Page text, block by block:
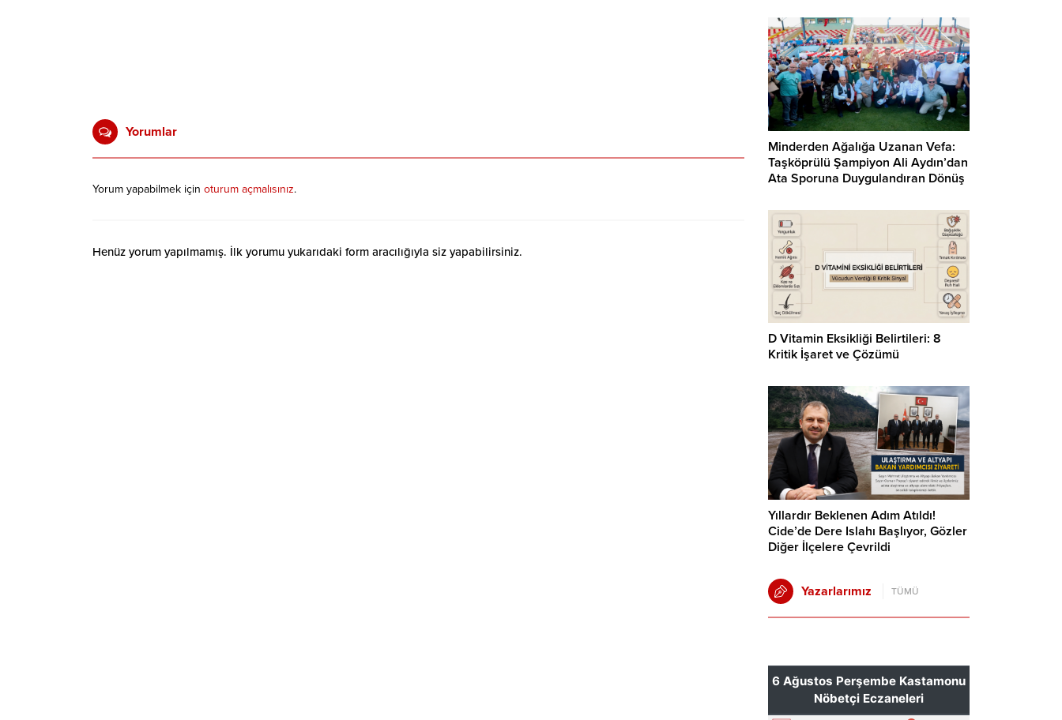
Yorumlar
Yorum yapabilmek için oturum açmalısınız.
Henüz yorum yapılmamış. İlk yorumu yukarıdaki form aracılığıyla siz yapabilirsiniz.
Minderden Ağalığa Uzanan Vefa:
Taşköprülü Şampiyon Ali Aydın’dan
Ata Sporuna Duygulandıran Dönüş
D Vitamin Eksikliği Belirtileri: 8
Kritik İşaret ve Çözümü
Yıllardır Beklenen Adım Atıldı!
Cide’de Dere Islahı Başlıyor, Gözler
Diğer İlçelere Çevrildi
Yazarlarımız TÜMÜ